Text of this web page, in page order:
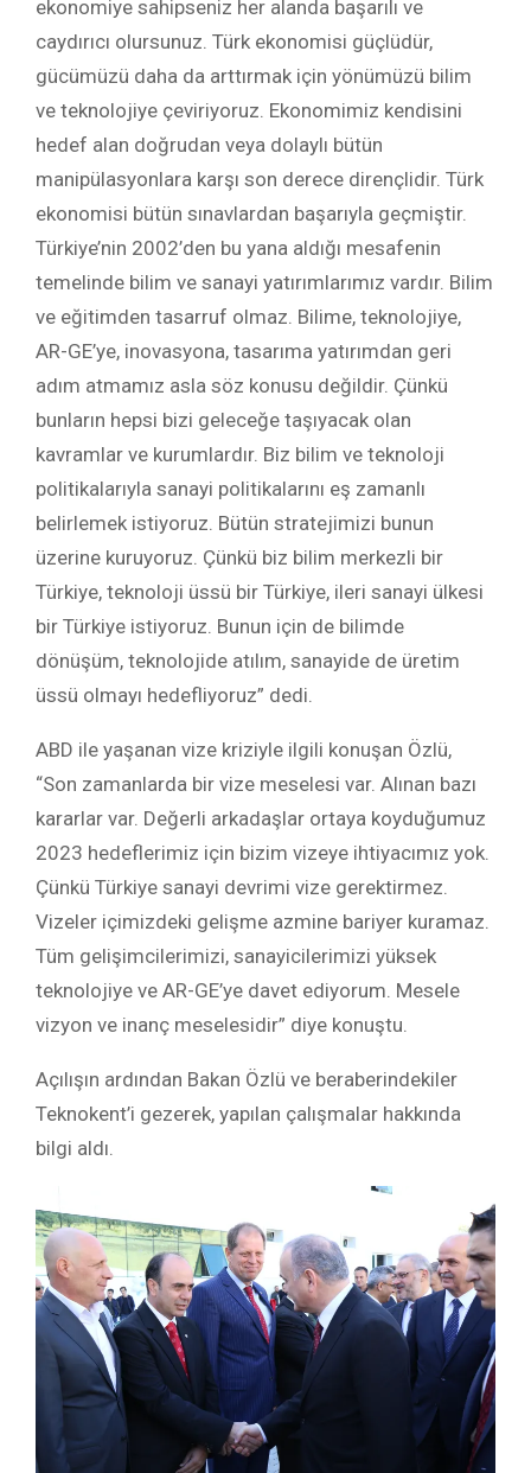
ekonomiye sahipseniz her alanda başarılı ve
caydırıcı olursunuz. Türk ekonomisi güçlüdür,
gücümüzü daha da arttırmak için yönümüzü bilim
ve teknolojiye çeviriyoruz. Ekonomimiz kendisini
hedef alan doğrudan veya dolaylı bütün
manipülasyonlara karşı son derece dirençlidir. Türk
ekonomisi bütün sınavlardan başarıyla geçmiştir.
Türkiye’nin 2002’den bu yana aldığı mesafenin
temelinde bilim ve sanayi yatırımlarımız vardır. Bilim
ve eğitimden tasarruf olmaz. Bilime, teknolojiye,
AR-GE’ye, inovasyona, tasarıma yatırımdan geri
adım atmamız asla söz konusu değildir. Çünkü
bunların hepsi bizi geleceğe taşıyacak olan
kavramlar ve kurumlardır. Biz bilim ve teknoloji
politikalarıyla sanayi politikalarını eş zamanlı
belirlemek istiyoruz. Bütün stratejimizi bunun
üzerine kuruyoruz. Çünkü biz bilim merkezli bir
Türkiye, teknoloji üssü bir Türkiye, ileri sanayi ülkesi
bir Türkiye istiyoruz. Bunun için de bilimde
dönüşüm, teknolojide atılım, sanayide de üretim
üssü olmayı hedefliyoruz” dedi.
ABD ile yaşanan vize kriziyle ilgili konuşan Özlü,
“Son zamanlarda bir vize meselesi var. Alınan bazı
kararlar var. Değerli arkadaşlar ortaya koyduğumuz
2023 hedeflerimiz için bizim vizeye ihtiyacımız yok.
Çünkü Türkiye sanayi devrimi vize gerektirmez.
Vizeler içimizdeki gelişme azmine bariyer kuramaz.
Tüm gelişimcilerimizi, sanayicilerimizi yüksek
teknolojiye ve AR-GE’ye davet ediyorum. Mesele
vizyon ve inanç meselesidir” diye konuştu.
Açılışın ardından Bakan Özlü ve beraberindekiler
Teknokent’i gezerek, yapılan çalışmalar hakkında
bilgi aldı.